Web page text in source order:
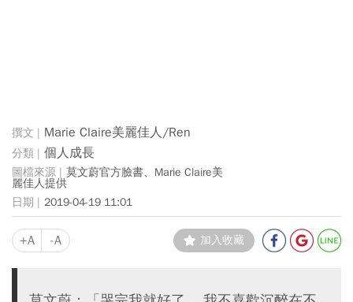
Marie Claire美麗佳人/Ren
個人成長
莫文蔚官方臉書、Marie Claire美
麗佳人提供
2019-04-19 11:01
+A -A 加入收藏